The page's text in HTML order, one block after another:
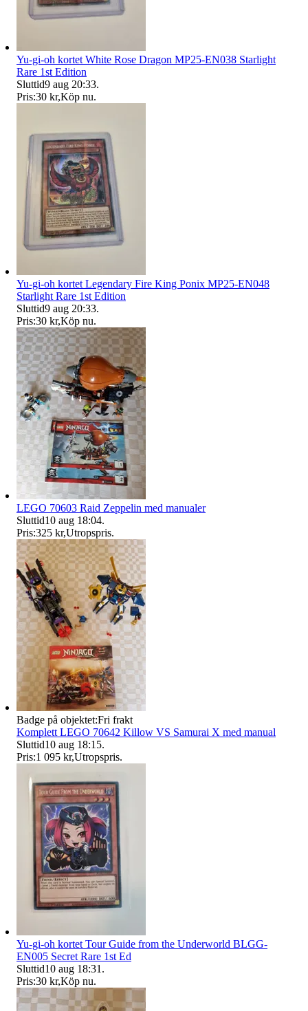
Yu-gi-oh kortet White Rose Dragon MP25-EN038 Starlight
Rare 1st Edition
Sluttid9 aug 20:33.
Pris:30 kr,Köp nu.
Yu-gi-oh kortet Legendary Fire King Ponix MP25-EN048
Starlight Rare 1st Edition
Sluttid9 aug 20:33.
Pris:30 kr,Köp nu.
LEGO 70603 Raid Zeppelin med manualer
Sluttid10 aug 18:04.
Pris:325 kr,Utropspris.
Badge på objektet:Fri frakt
Komplett LEGO 70642 Killow VS Samurai X med manual
Sluttid10 aug 18:15.
Pris:1 095 kr,Utropspris.
Yu-gi-oh kortet Tour Guide from the Underworld BLGG-
EN005 Secret Rare 1st Ed
Sluttid10 aug 18:31 .
Pris:30 kr,Köp nu.